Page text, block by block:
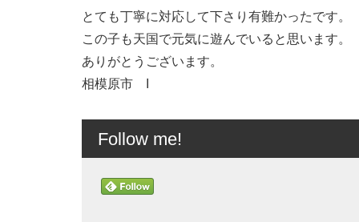
とても丁寧に対応して下さり有難かったです。
この子も天国で元気に遊んでいると思います。
ありがとうございます。
相模原市 I
Follow me!